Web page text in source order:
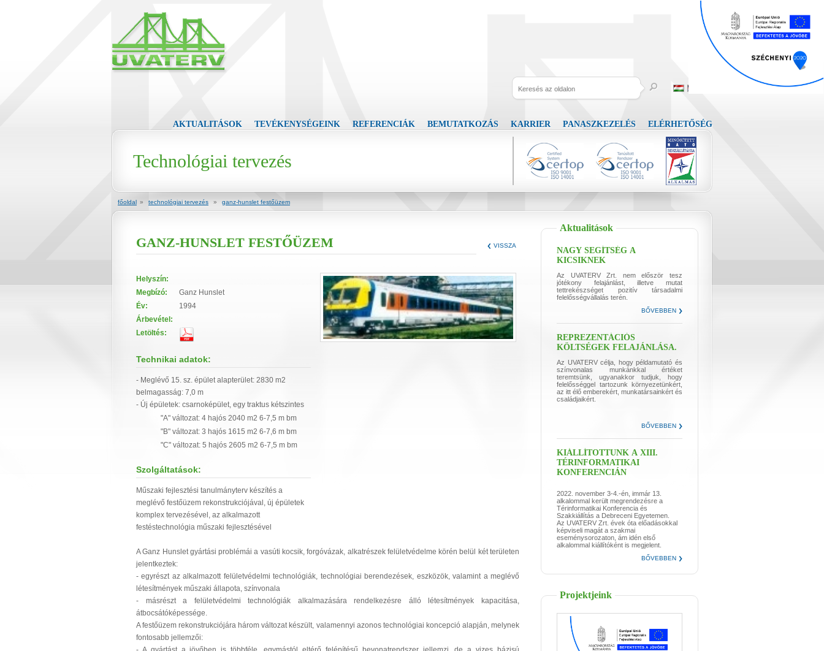
AKTUALITÁSOK TEVÉKENYSÉGEINK REFERENCIÁK BEMUTATKOZÁS KARRIER PANASZKEZELÉS ELÉRHETŐSÉG
Technológiai tervezés
főoldal » technológiai tervezés » ganz-hunslet festőüzem
GANZ-HUNSLET FESTŐÜZEM VISSZA
Helyszín:
Megbízó:
Ganz Hunslet
Év:
1994
Árbevétel:
Letöltés:
Technikai adatok:
- Meglévő 15. sz. épület alapterület: 2830 m2
belmagasság: 7,0 m
- Új épületek: csarnoképület, egy traktus kétszintes
"A" változat: 4 hajós 2040 m2 6-7,5 m bm
"B" változat: 3 hajós 1615 m2 6-7,6 m bm
"C" változat: 5 hajós 2605 m2 6-7,5 m bm
Szolgáltatások:
Műszaki fejlesztési tanulmányterv készítés a
meglévő festőüzem rekonstrukciójával, új épületek
komplex tervezésével, az alkalmazott
festéstechnológia műszaki fejlesztésével
A Ganz Hunslet gyártási problémái a vasúti kocsik, forgóvázak, alkatrészek felületvédelme körén belül két területen
jelentkeztek:
- egyrészt az alkalmazott felületvédelmi technológiák, technológiai berendezések, eszközök, valamint a meglévő
létesítmények műszaki állapota, színvonala
- másrészt a felületvédelmi technológiák alkalmazására rendelkezésre álló létesítmények kapacitása,
átbocsátóképessége.
A festőüzem rekonstrukciójára három változat készült, valamennyi azonos technológiai koncepció alapján, melynek
fontosabb jellemzői:
Aktualitások
NAGY SEGÍTSÉG A
KICSIKNEK
Az UVATERV Zrt. nem először tesz
jótékony felajánlást, illetve mutat
tettrekészséget pozitív társadalmi
felelősségvállalás terén.
BŐVEBBEN
REPREZENTÁCIÓS
KÖLTSÉGEK FELAJÁNLÁSA.
Az UVATERV célja, hogy példamutató és
színvonalas munkánkkal értéket
teremtsünk, ugyanakkor tudjuk, hogy
felelősséggel tartozunk környezetünkért,
az itt élő emberekért, munkatársainkért és
családjaikért.
BŐVEBBEN
KIÁLLÍTOTTUNK A XIII.
TÉRINFORMATIKAI
KONFERENCIÁN
2022. november 3-4.-én, immár 13.
alkalommal került megrendezésre a
Térinformatikai Konferencia és
Szakkiállítás a Debreceni Egyetemen.
Az UVATERV Zrt. évek óta előadásokkal
képviseli magát a szakmai
eseménysorozaton, ám idén első
alkalommal kiállítóként is megjelent.
BŐVEBBEN
Projektjeink